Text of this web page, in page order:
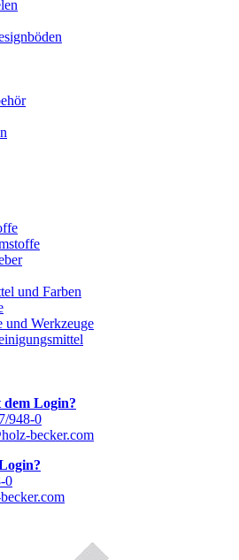
und Farben
und Werkzeuge
dem Login?
948-0
becker.com
0